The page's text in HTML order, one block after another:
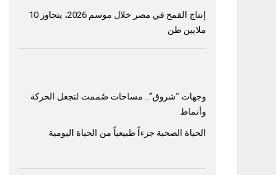
إنتاج القمح في مصر خلال موسم 2026، يتجاوز 10
ملايين طن
وجهات “شروق”.. مساحات صُممت لتجعل الحركة
وأنماط
الحياة الصحية جزءاً طبيعياً من الحياة اليومية